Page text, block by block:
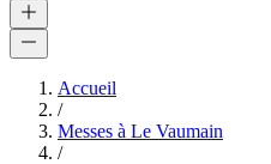
Accueil
/
Messes à Le Vaumain
/